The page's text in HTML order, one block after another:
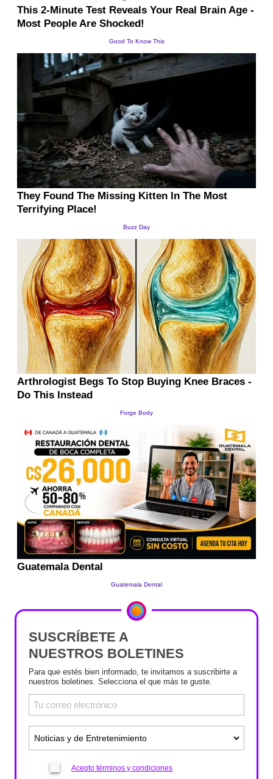
SUSCRÍBETE A
NUESTROS BOLETINES
Para que estés bien informado, te invitamos a suscribirte a
nuestros boletines. Selecciona el que más te guste.
Acepto términos y condiciones